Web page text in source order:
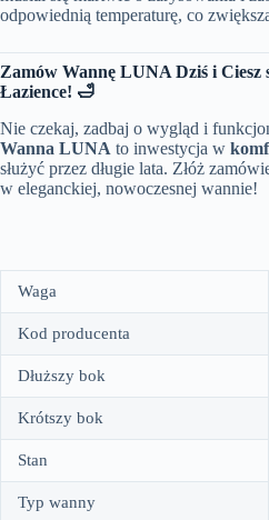
odpowiednią temperaturę, co
Zamów Wannę LUNA Dziś i Ciesz
Łazience! 🛁
Nie czekaj, zadbaj o wygląd i
Wanna LUNA to inwestycja w
służyć przez długie lata. Złóż
w eleganckiej, nowoczesnej wannie!
Waga
Kod producenta
Dłuższy bok
Krótszy bok
Stan
Typ wanny